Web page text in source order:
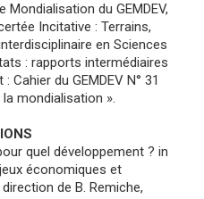
Mondialisation du GEMDEV,
Incitative : Terrains,
en Sciences
: rapports intermédiaires
Cahier du GEMDEV N° 31
mondialisation ».
quel développement ? in
économiques et
de B. Remiche,